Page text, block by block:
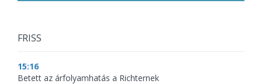
FRISS
15:16
Betett az árfolyamhatás a Richternek